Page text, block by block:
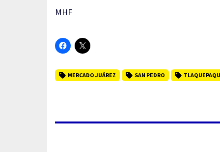
MHF
MERCADO JUÁREZ SAN PEDRO